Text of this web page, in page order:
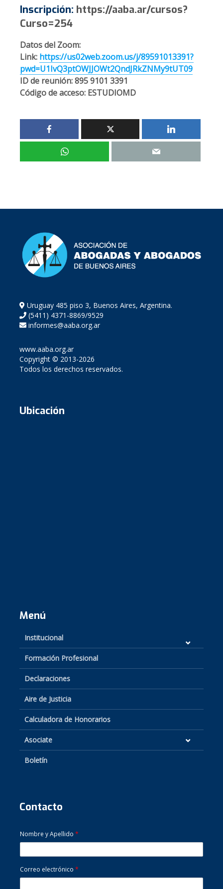
Inscripción: https://aaba.ar/cursos?
Curso=254
Datos del Zoom:
Link: https://us02web.zoom.us/j/89591013391?
pwd=U1IvQ3ptOWJJOWt2QndJRkZNMy9tUT09
ID de reunión: 895 9101 3391
Código de acceso: ESTUDIOMD
Uruguay 485 piso 3, Buenos Aires, Argentina.
(5411) 4371-8869/9529
informes@aaba.org.ar
www.aaba.org.ar
Copyright © 2013-2026
Todos los derechos reservados.
Ubicación
Menú
Institucional
Formación Profesional
Declaraciones
Aire de Justicia
Calculadora de Honorarios
Asociate
Boletín
Contacto
Nombre y Apellido *
Correo electrónico *